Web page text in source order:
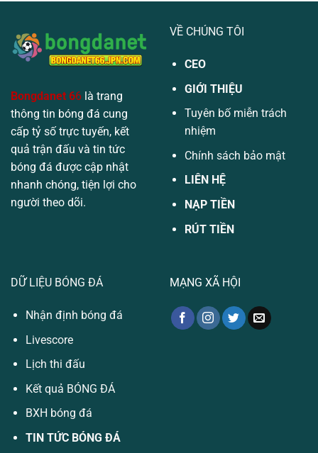
Bongdanet 66 là trang
thông tin bóng đá cung
cấp tỷ số trực tuyến, kết
quả trận đấu và tin tức
bóng đá được cập nhật
nhanh chóng, tiện lợi cho
người theo dõi.
VỀ CHÚNG TÔI
CEO
GIỚI THIỆU
Tuyên bố miễn trách
nhiệm
Chính sách bảo mật
LIÊN HỆ
NẠP TIỀN
RÚT TIỀN
DỮ LIỆU BÓNG ĐÁ
Nhận định bóng đá
Livescore
Lịch thi đấu
Kết quả BÓNG ĐÁ
BXH bóng đá
TIN TỨC BÓNG ĐÁ
MẠNG XÃ HỘI